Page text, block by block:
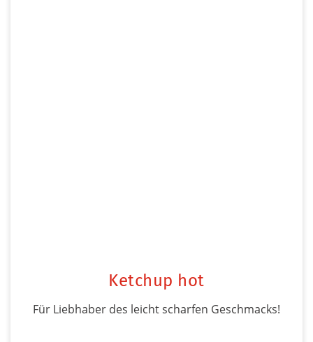
Ketchup hot
Für Liebhaber des leicht scharfen Geschmacks!